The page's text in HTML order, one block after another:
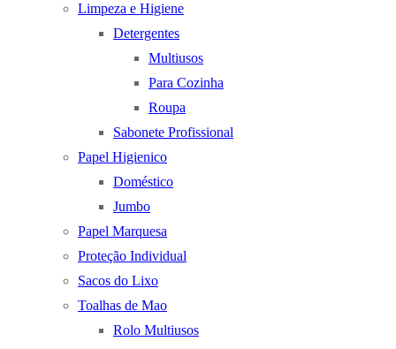
Limpeza e Higiene
Detergentes
Multiusos
Para Cozinha
Roupa
Sabonete Profissional
Papel Higienico
Doméstico
Jumbo
Papel Marquesa
Proteção Individual
Sacos do Lixo
Toalhas de Mao
Rolo Multiusos